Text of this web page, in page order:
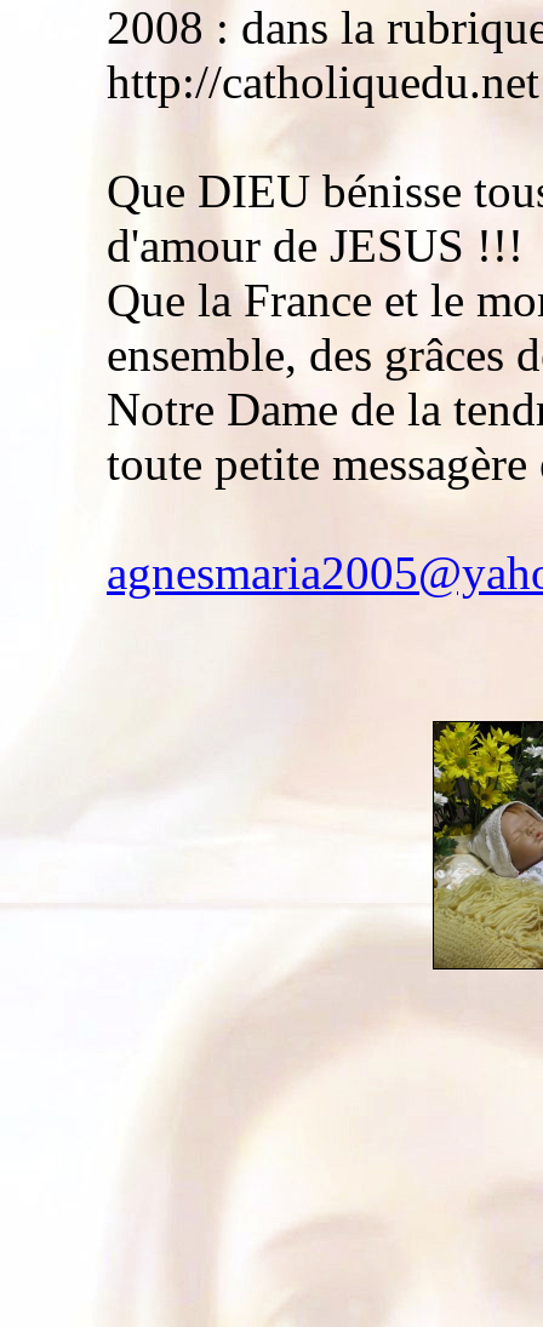
2008 : dans la
http://
Que DIEU bénisse
d'amour de JESUS !!!
Que la France et le
ensemble, des grâces
Notre Dame de la
toute petite